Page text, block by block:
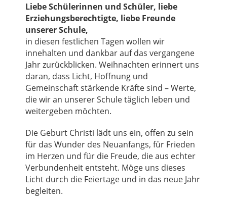
Liebe Schülerinnen und Schüler, liebe
Erziehungsberechtigte, liebe Freunde
unserer Schule,
in diesen festlichen Tagen wollen wir
innehalten und dankbar auf das vergangene
Jahr zurückblicken. Weihnachten erinnert uns
daran, dass Licht, Hoffnung und
Gemeinschaft stärkende Kräfte sind – Werte,
die wir an unserer Schule täglich leben und
weitergeben möchten.
Die Geburt Christi lädt uns ein, offen zu sein
für das Wunder des Neuanfangs, für Frieden
im Herzen und für die Freude, die aus echter
Verbundenheit entsteht. Möge uns dieses
Licht durch die Feiertage und in das neue Jahr
begleiten.